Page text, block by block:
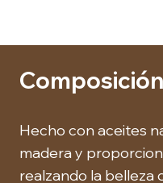
Composición
Hecho con aceites
madera y
realzando la belleza